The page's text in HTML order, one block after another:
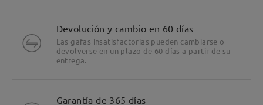
Devolución y cambio en 60 días
Las gafas insatisfactorias pueden cambiarse o
devolverse en un plazo de 60 días a partir de su
entrega.
Garantía de 365 días